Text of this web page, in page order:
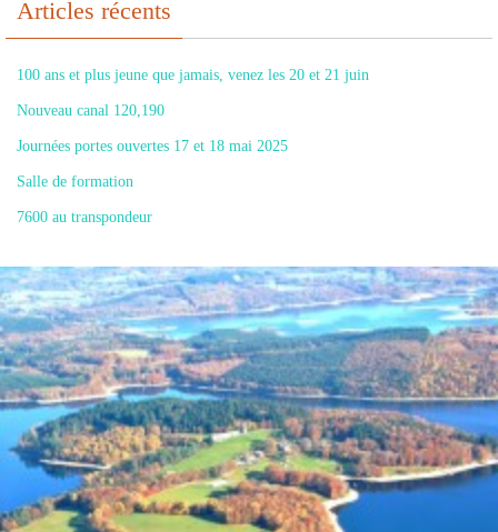
Articles récents
100 ans et plus jeune que jamais, venez les 20 et 21 juin
Nouveau canal 120,190
Journées portes ouvertes 17 et 18 mai 2025
Salle de formation
7600 au transpondeur